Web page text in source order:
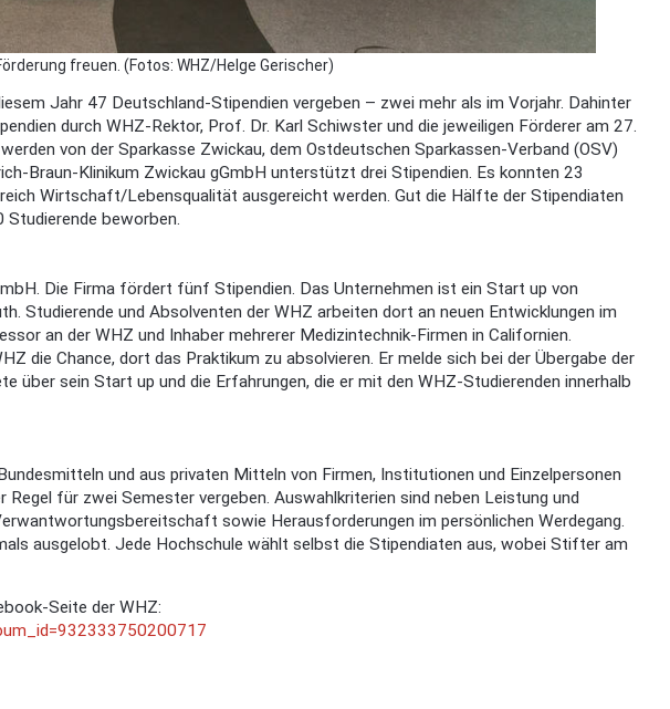
freuen. (Fotos: WHZ/Helge Gerischer)
Jahr 47 Deutschland-Stipendien vergeben – zwei mehr als im Vorjahr. Dahinter
durch WHZ-Rektor, Prof. Dr. Karl Schiwster und die jeweiligen Förderer am 27.
von der Sparkasse Zwickau, dem Ostdeutschen Sparkassen-Verband (OSV)
Braun-Klinikum Zwickau gGmbH unterstützt drei Stipendien. Es konnten 23
Wirtschaft/Lebensqualität ausgereicht werden. Gut die Hälfte der Stipendiaten
beworben.
Die Firma fördert fünf Stipendien. Das Unternehmen ist ein Start up von
Studierende und Absolventen der WHZ arbeiten dort an neuen Entwicklungen im
an der WHZ und Inhaber mehrerer Medizintechnik-Firmen in Californien.
die Chance, dort das Praktikum zu absolvieren. Er melde sich bei der Übergabe der
über sein Start up und die Erfahrungen, die er mit den WHZ-Studierenden innerhalb
und aus privaten Mitteln von Firmen, Institutionen und Einzelpersonen
für zwei Semester vergeben. Auswahlkriterien sind neben Leistung und
sowie Herausforderungen im persönlichen Werdegang.
ausgelobt. Jede Hochschule wählt selbst die Stipendiaten aus, wobei Stifter am
Seite der WHZ: